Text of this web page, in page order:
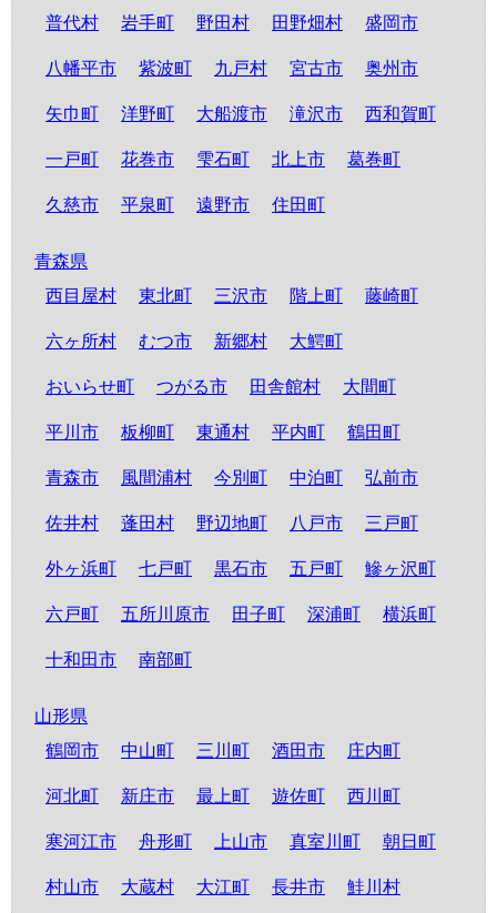
普代村 岩手町 野田村 田野畑村 盛岡市
八幡平市 紫波町 九戸村 宮古市 奥州市
矢巾町 洋野町 大船渡市 滝沢市 西和賀町
一戸町 花巻市 雫石町 北上市 葛巻町
久慈市 平泉町 遠野市 住田町
青森県
西目屋村
東北町 三沢市 階上町 藤崎町
六ヶ所村 むつ市 新郷村 大鰐町
おいらせ町 つがる市 田舎館村 大間町
平川市 板柳町 東通村 平内町 鶴田町
青森市 風間浦村 今別町 中泊町 弘前市
佐井村 蓬田村 野辺地町 八戸市 三戸町
外ヶ浜町 七戸町 黒石市 五戸町 鰺ヶ沢町
六戸町 五所川原市 田子町 深浦町 横浜町
十和田市 南部町
山形県
鶴岡市
中山町 三川町 酒田市 庄内町
河北町 新庄市 最上町 遊佐町 西川町
寒河江市 舟形町 上山市 真室川町 朝日町
村山市 大蔵村 大江町 長井市 鮭川村